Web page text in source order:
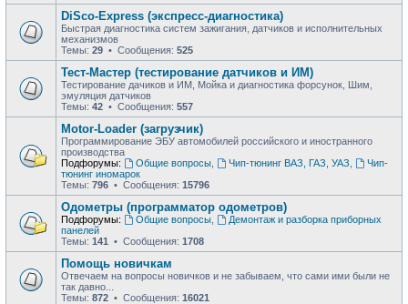
DiSco-Express (экспресс-диагностика)
Быстрая диагностика систем зажигания, датчиков и исполнительных
механизмов
Темы: 29 • Сообщения: 525
Тест-Мастер (тестирование датчиков и ИМ)
Тестирование дачиков и ИМ, Мойка и диагностика форсунок, Шим,
эмуляция датчиков
Темы: 42 • Сообщения: 557
Motor-Loader (загрузчик)
Программирование ЭБУ автомобилей российского и иностранного
производства
Подфорумы:
Общие вопросы, Чип-тюнинг ВАЗ, ГАЗ, УАЗ
Чип-
тюнинг иномарок
Темы: 796 • Сообщения: 15796
Одометры (программатор одометров)
Подфорумы: Общие вопросы,
Демонтаж и разборка приборных
панелей
Темы: 141 • Сообщения: 1708
Помощь новичкам
Отвечаем на вопросы новичков и не забываем, что сами ими были не
так давно...
Темы: 872 • Сообщения: 16021